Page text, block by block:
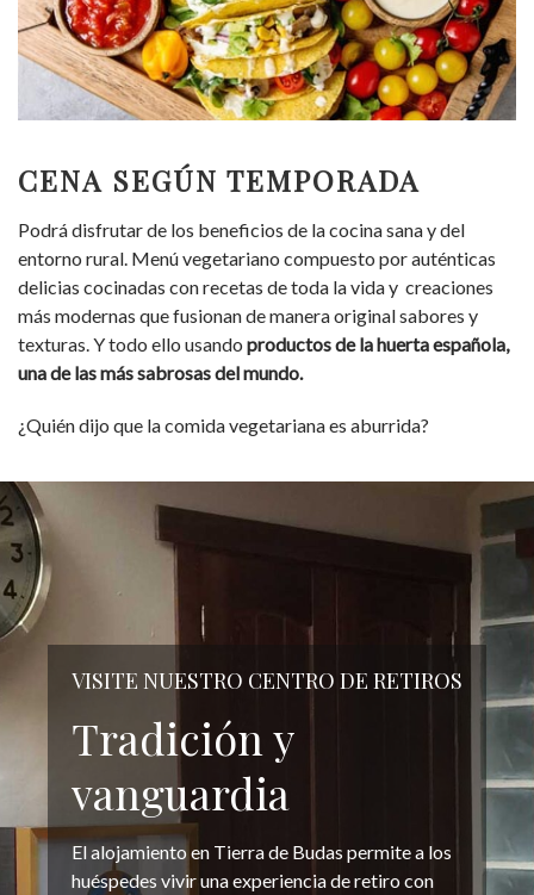
CENA SEGÚN TEMPORADA
Podrá disfrutar de los beneficios de la cocina sana y del
entorno rural. Menú vegetariano compuesto por auténticas
delicias cocinadas con recetas de toda la vida y creaciones
más modernas que fusionan de manera original sabores y
texturas. Y todo ello usando productos de la huerta española,
una de las más sabrosas del mundo.
¿Quién dijo que la comida vegetariana es aburrida?
VISITE NUESTRO CENTRO DE RETIROS
Tradición y
vanguardia
El alojamiento en Tierra de Budas permite a los
huéspedes vivir una experiencia de retiro con